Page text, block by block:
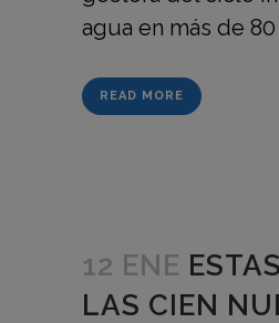
agua en más de
READ MORE
12 ENE
LAS CIEN